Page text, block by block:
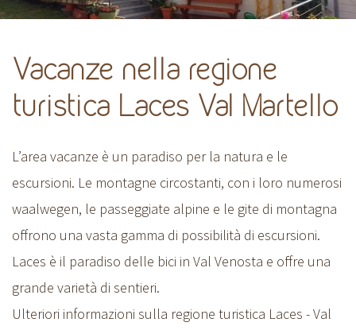
Vacanze nella regione
turistica Laces Val Martello
L’area vacanze è un paradiso per la natura e le
escursioni. Le montagne circostanti, con i loro numerosi
waalwegen, le passeggiate alpine e le gite di montagna
offrono una vasta gamma di possibilità di escursioni.
Laces è il paradiso delle bici in Val Venosta e offre una
grande varietà di sentieri.
Ulteriori informazioni sulla regione turistica Laces - Val